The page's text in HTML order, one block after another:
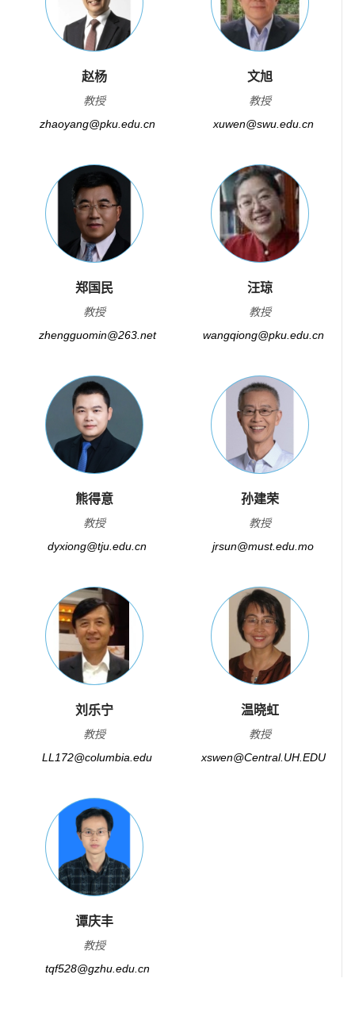
赵杨
教授
zhaoyang@pku.edu.cn
文旭
教授
xuwen@swu.edu.cn
郑国民
教授
zhengguomin@263.net
汪琼
教授
wangqiong@pku.edu.cn
熊得意
教授
dyxiong@tju.edu.cn
孙建荣
教授
jrsun@must.edu.mo
刘乐宁
教授
LL172@columbia.edu
温晓虹
教授
xswen@Central.UH.EDU
谭庆丰
教授
tqf528@gzhu.edu.cn